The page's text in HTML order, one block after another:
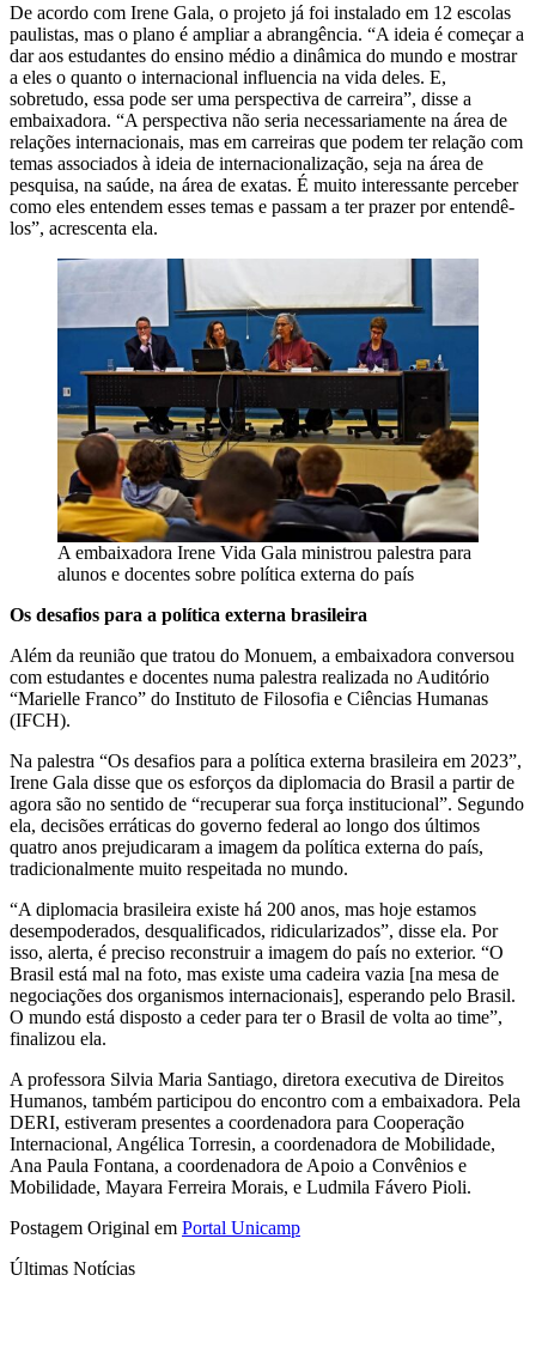
De acordo com Irene Gala, o projeto já foi instalado em 12 escolas
paulistas, mas o plano é ampliar a abrangência. “A ideia é começar a
dar aos estudantes do ensino médio a dinâmica do mundo e mostrar
a eles o quanto o internacional influencia na vida deles. E,
sobretudo, essa pode ser uma perspectiva de carreira”, disse a
embaixadora. “A perspectiva não seria necessariamente na área de
relações internacionais, mas em carreiras que podem ter relação com
temas associados à ideia de internacionalização, seja na área de
pesquisa, na saúde, na área de exatas. É muito interessante perceber
como eles entendem esses temas e passam a ter prazer por entendê-
los”, acrescenta ela.
A embaixadora Irene Vida Gala ministrou palestra para
alunos e docentes sobre política externa do país
Os desafios para a política externa brasileira
Além da reunião que tratou do Monuem, a embaixadora conversou
com estudantes e docentes numa palestra realizada no Auditório
“Marielle Franco” do Instituto de Filosofia e Ciências Humanas
(IFCH).
Na palestra “Os desafios para a política externa brasileira em 2023”,
Irene Gala disse que os esforços da diplomacia do Brasil a partir de
agora são no sentido de “recuperar sua força institucional”. Segundo
ela, decisões erráticas do governo federal ao longo dos últimos
quatro anos prejudicaram a imagem da política externa do país,
tradicionalmente muito respeitada no mundo.
“A diplomacia brasileira existe há 200 anos, mas hoje estamos
desempoderados, desqualificados, ridicularizados”, disse ela. Por
isso, alerta, é preciso reconstruir a imagem do país no exterior. “O
Brasil está mal na foto, mas existe uma cadeira vazia [na mesa de
negociações dos organismos internacionais], esperando pelo Brasil.
O mundo está disposto a ceder para ter o Brasil de volta ao time”,
finalizou ela.
A professora Silvia Maria Santiago, diretora executiva de Direitos
Humanos, também participou do encontro com a embaixadora. Pela
DERI, estiveram presentes a coordenadora para Cooperação
Internacional, Angélica Torresin, a coordenadora de Mobilidade,
Ana Paula Fontana, a coordenadora de Apoio a Convênios e
Mobilidade, Mayara Ferreira Morais, e Ludmila Fávero Pioli.
Postagem Original em Portal Unicamp
Últimas Notícias